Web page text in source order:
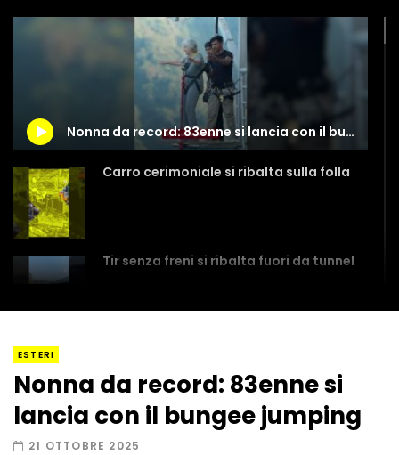
Nonna da record: 83enne si lancia con il bungee jumping
Carro cerimoniale si ribalta sulla folla
Tir senza freni si ribalta fuori da tunnel
Amiocuggino fa saltare in aria il drone
ESTERI
Nonna da record: 83enne si
lancia con il bungee jumping
21 OTTOBRE 2025